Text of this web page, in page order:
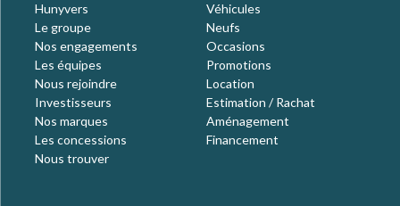
Hunyvers
Le groupe
Nos engagements
Les équipes
Nous rejoindre
Investisseurs
Nos marques
Les concessions
Nous trouver
Véhicules
Neufs
Occasions
Promotions
Location
Estimation / Rachat
Aménagement
Financement